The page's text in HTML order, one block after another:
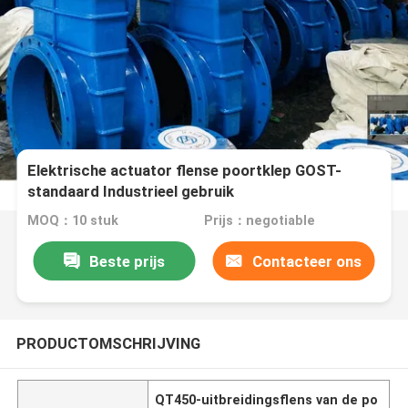
Elektrische actuator flense poortklep GOST-
standaard Industrieel gebruik
MOQ：10 stuk Prijs：negotiable
Beste prijs Contacteer ons
PRODUCTOMSCHRIJVING
QT450-uitbreidingsflens van de po